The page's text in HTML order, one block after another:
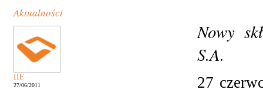
Aktualności
IIF
27/06/2011
Nowy
S.A.
27